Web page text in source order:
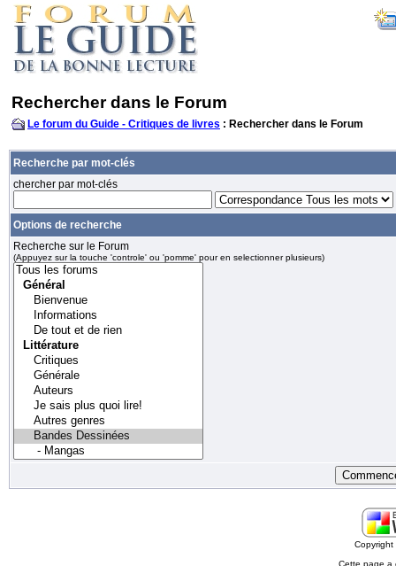
Rechercher dans le Forum
Le forum du Guide - Critiques de livres : Rechercher dans le Forum
Recherche par mot-clés
chercher par mot-clés
Options de recherche
Recherche sur le Forum
(Appuyez sur la touche 'controle' ou 'pomme' pour en selectionner plusieurs)
Cette page a